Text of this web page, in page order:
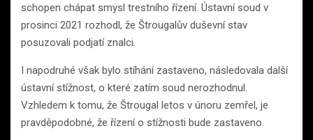
schopen chápat smysl trestního řízení. Ústavní soud v
prosinci 2021 rozhodl, že Štrougalův duševní stav
posuzovali podjatí znalci.
I napodruhé však bylo stíhání zastaveno, následovala další
ústavní stížnost, o které zatím soud nerozhodnul.
Vzhledem k tomu, že Štrougal letos v únoru zemřel, je
pravděpodobné, že řízení o stížnosti bude zastaveno.